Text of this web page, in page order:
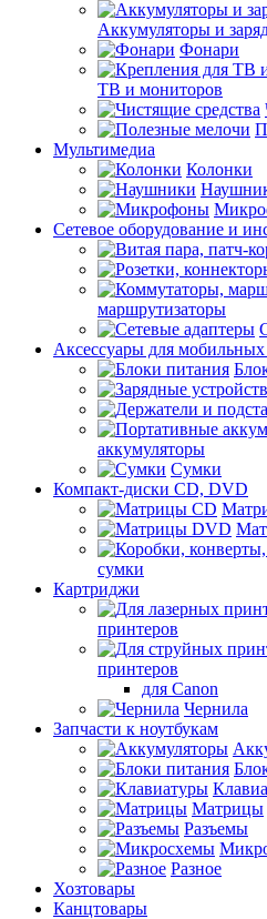
Аккумуляторы и
Фонари
ТВ и мониторов
Мультимедиа
Колонки
Сетевое оборудование и
маршрутизаторы
Аксессуары для мобильных
аккумуляторы
Сумки
Компакт-диски CD, DVD
сумки
Картриджи
принтеров
принтеров
для Canon
Чернила
Запчасти к ноутбукам
Матрицы
Разъемы
Разное
Хозтовары
Канцтовары